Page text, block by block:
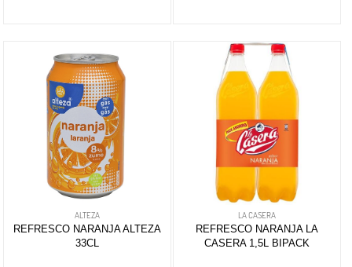
ALTEZA
REFRESCO NARANJA ALTEZA
33CL
LA CASERA
REFRESCO NARANJA LA
CASERA 1,5L BIPACK